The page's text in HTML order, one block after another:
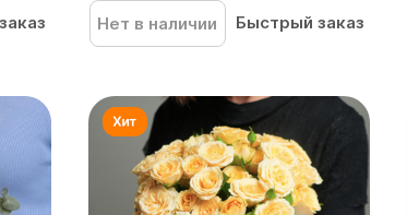
Нет в наличии
Быстрый заказ